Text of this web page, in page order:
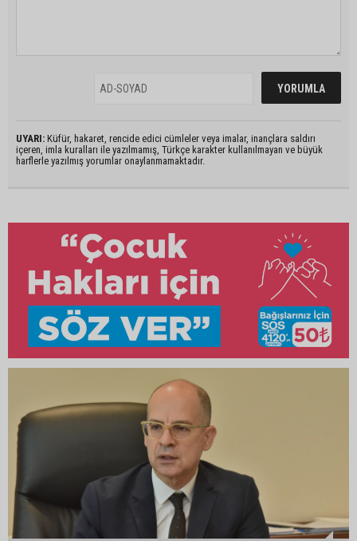
UYARI: Küfür, hakaret, rencide edici cümleler veya imalar, inançlara saldırı
içeren, imla kuralları ile yazılmamış, Türkçe karakter kullanılmayan ve büyük
harflerle yazılmış yorumlar onaylanmamaktadır.